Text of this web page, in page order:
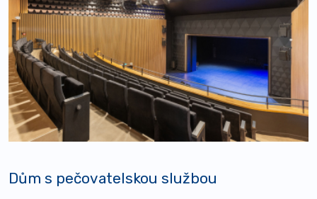
Dům s pečovatelskou službou